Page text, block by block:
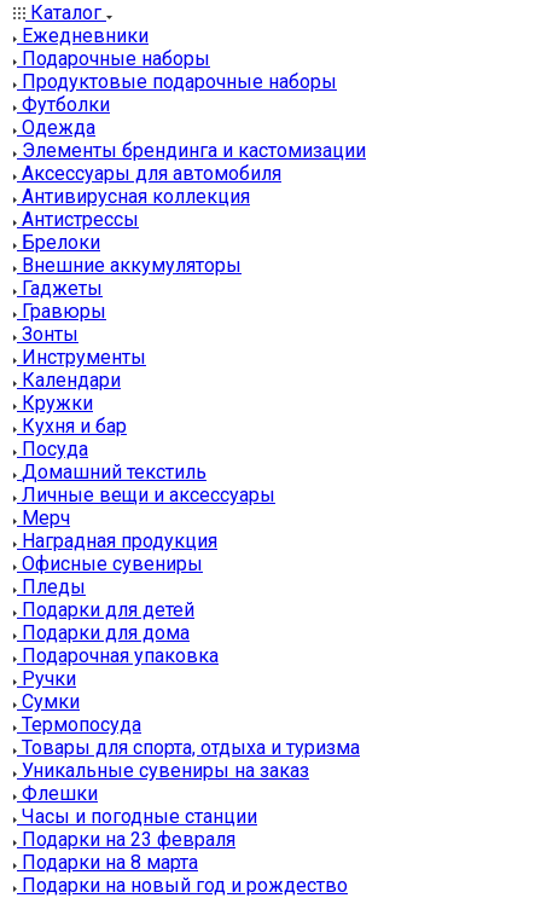
Каталог
Ежедневники
Подарочные наборы
Продуктовые подарочные наборы
Футболки
Одежда
Элементы брендинга и кастомизации
Аксессуары для автомобиля
Антивирусная коллекция
Антистрессы
Брелоки
Внешние аккумуляторы
Гаджеты
Гравюры
Зонты
Инструменты
Календари
Кружки
Кухня и бар
Посуда
Домашний текстиль
Личные вещи и аксессуары
Мерч
Наградная продукция
Офисные сувениры
Пледы
Подарки для детей
Подарки для дома
Подарочная упаковка
Ручки
Сумки
Термопосуда
Товары для спорта, отдыха и туризма
Уникальные сувениры на заказ
Флешки
Часы и погодные станции
Подарки на 23 февраля
Подарки на 8 марта
Подарки на новый год и рождество